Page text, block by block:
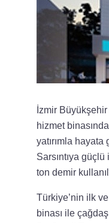
İzmir
hizmet
yatırımla
Sarsıntıya
ton demir
Türkiye’nin ilk
binası ile